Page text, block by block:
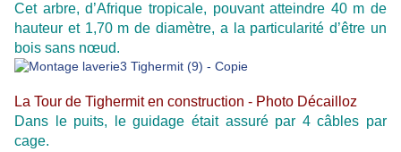
Cet arbre, d’Afrique tropicale, pouvant atteindre 40 m de
hauteur et 1,70 m de diamètre, a la particularité d’être un
bois sans nœud.
La Tour de Tighermit en construction - Photo Décailloz
Dans le puits, le guidage était assuré par 4 câbles par
cage.